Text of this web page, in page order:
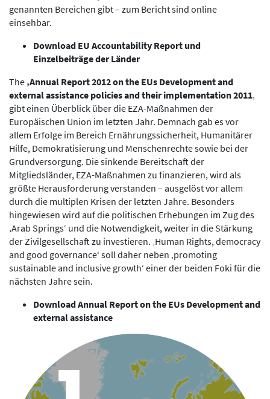
genannten Bereichen gibt – zum Bericht sind online
einsehbar.
Download EU Accountability Report und
Einzelbeiträge der Länder
The ‚Annual Report 2012 on the EUs Development and
external assistance policies and their implementation 2011‚
gibt einen Überblick über die EZA-Maßnahmen der
Europäischen Union im letzten Jahr. Demnach gab es vor
allem Erfolge im Bereich Ernährungssicherheit, Humanitärer
Hilfe, Demokratisierung und Menschenrechte sowie bei der
Grundversorgung. Die sinkende Bereitschaft der
Mitgliedsländer, EZA-Maßnahmen zu finanzieren, wird als
größte Herausforderung verstanden – ausgelöst vor allem
durch die multiplen Krisen der letzten Jahre. Besonders
hingewiesen wird auf die politischen Erhebungen im Zug des
‚Arab Springs‘ und die Notwendigkeit, weiter in die Stärkung
der Zivilgesellschaft zu investieren. ‚Human Rights, democracy
and good governance‘ soll daher neben ‚promoting
sustainable and inclusive growth‘ einer der beiden Foki für die
nächsten Jahre sein.
Download Annual Report on the EUs Development and
external assistance